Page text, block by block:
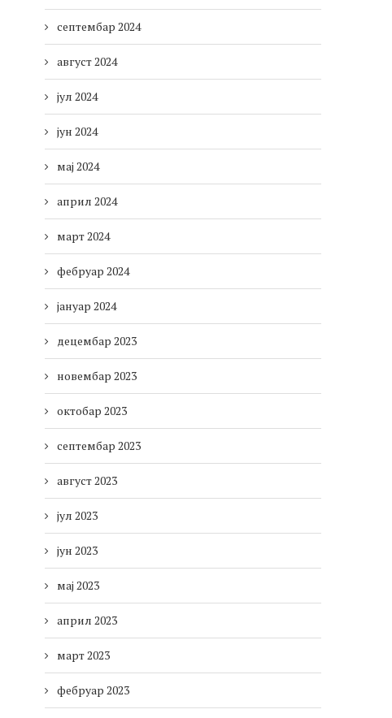
септембар 2024
август 2024
јул 2024
јун 2024
мај 2024
април 2024
март 2024
фебруар 2024
јануар 2024
децембар 2023
новембар 2023
октобар 2023
септембар 2023
август 2023
јул 2023
јун 2023
мај 2023
април 2023
март 2023
фебруар 2023